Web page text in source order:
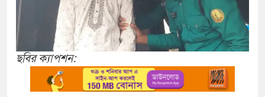
ছবির ক্যাপশন: